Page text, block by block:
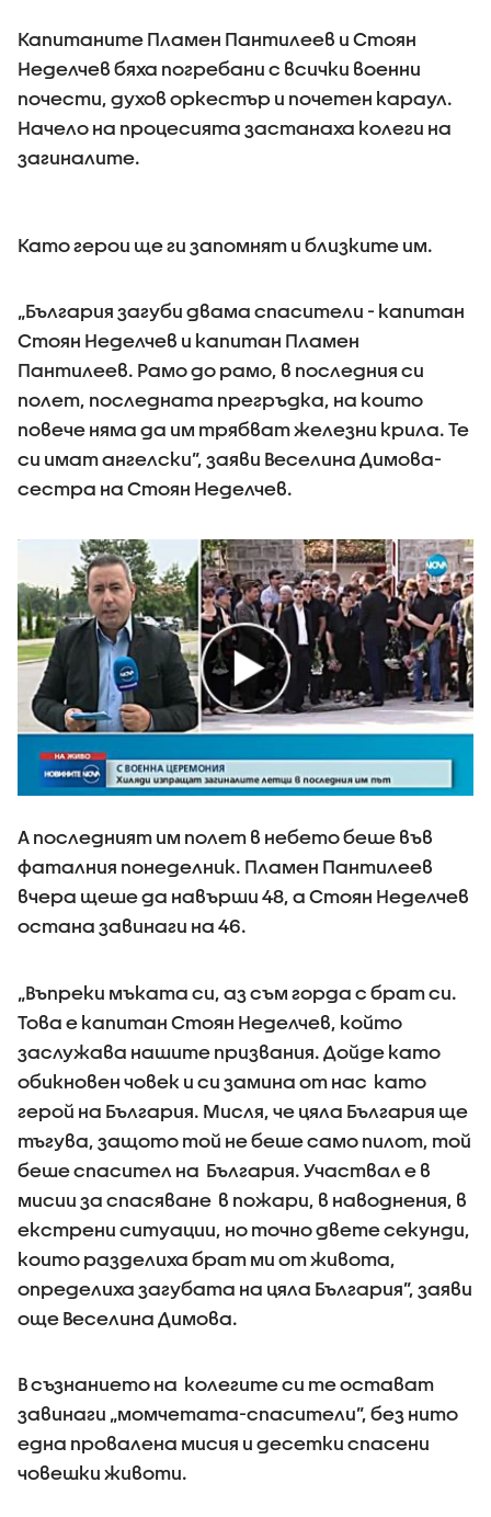
Капитаните Пламен Пантилеев и Стоян
Неделчев бяха погребани с всички военни
почести, духов оркестър и почетен караул.
Начело на процесията застанаха колеги на
загиналите.
Като герои ще ги запомнят и близките им.
„България загуби двама спасители - капитан
Стоян Неделчев и капитан Пламен
Пантилеев. Рамо до рамо, в последния си
полет, последната прегръдка, на които
повече няма да им трябват железни крила. Те
си имат ангелски”, заяви Веселина Димова-
сестра на Стоян Неделчев.
А последният им полет в небето беше във
фаталния понеделник. Пламен Пантилеев
вчера щеше да навърши 48, а Стоян Неделчев
остана завинаги на 46.
„Въпреки мъката си, аз съм горда с брат си.
Това е капитан Стоян Неделчев, който
заслужава нашите призвания. Дойде като
обикновен човек и си замина от нас като
герой на България. Мисля, че цяла България ще
тъгува, защото той не беше само пилот, той
беше спасител на България. Участвал е в
мисии за спасяване в пожари, в наводнения, в
екстрени ситуации, но точно двете секунди,
които разделиха брат ми от живота,
определиха загубата на цяла България”, заяви
още Веселина Димова.
В съзнанието на колегите си те остават
завинаги „момчетата-спасители”, без нито
една провалена мисия и десетки спасени
човешки животи.